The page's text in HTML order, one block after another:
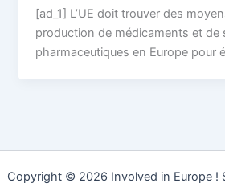
[ad_1] L’UE doit trouver des
production de médicaments et de
pharmaceutiques en Europe pour
Copyright © 2026 Involved in Europe !